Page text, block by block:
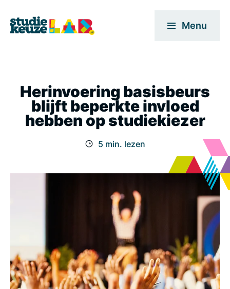
Menu
Herinvoering basisbeurs
blijft beperkte invloed
hebben op studiekiezer
5 min. lezen